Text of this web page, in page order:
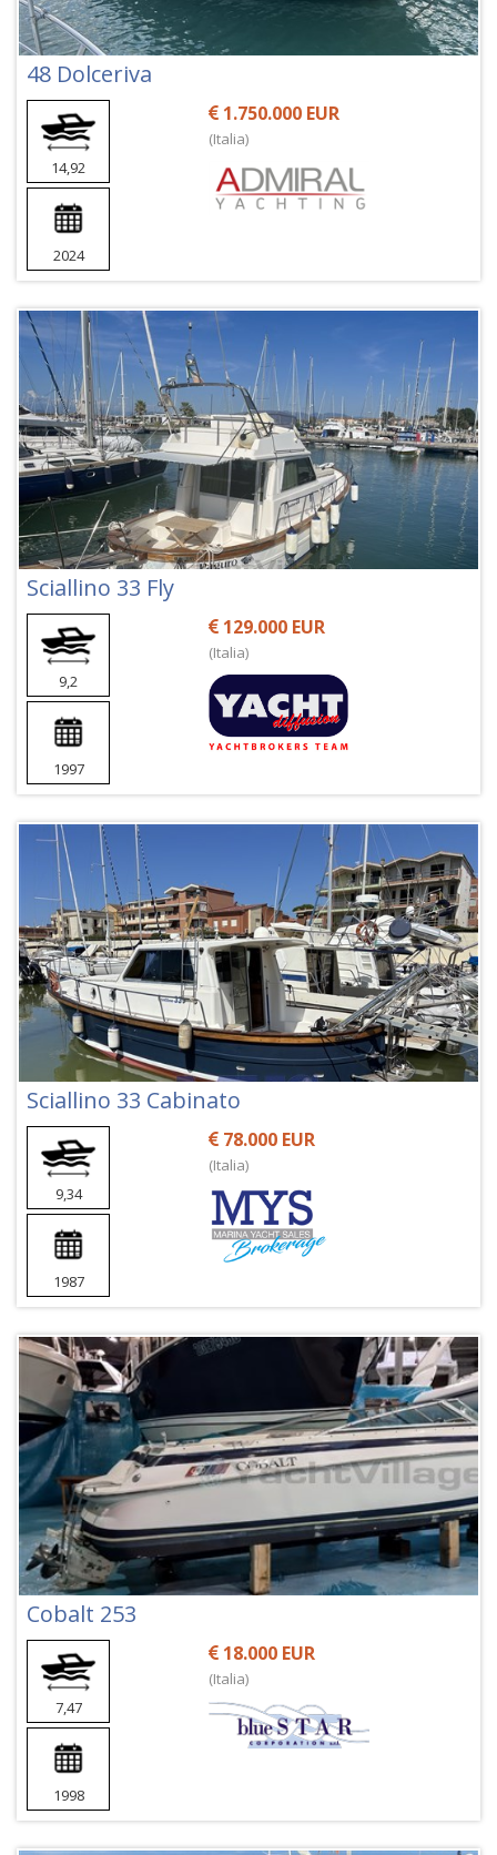
48 Dolceriva
14,92
2024
1.750.000 EUR
(Italia)
Sciallino 33 Fly
9,2
1997
129.000 EUR
(Italia)
Sciallino 33 Cabinato
9,34
1987
78.000 EUR
(Italia)
Cobalt 253
7,47
1998
18.000 EUR
(Italia)